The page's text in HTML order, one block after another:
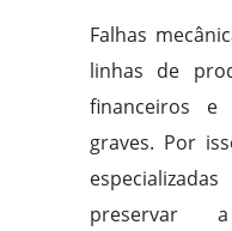
Falhas
linhas de
financeiros e
graves. Por
preservar